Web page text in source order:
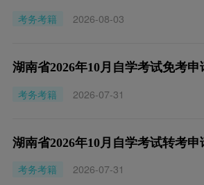
考务考籍
2026-08-03
湖南省2026年10月自学考试免考申
考务考籍
2026-07-31
湖南省2026年10月自学考试转考申
考务考籍
2026-07-31